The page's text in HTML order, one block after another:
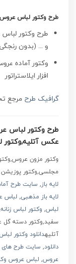
طرح وکتور لباس عروس
طرح وکتور
و … (بدون
افزار ایلاستراتور
گرافیک طرح مرجع
طرح وکتور لباس
عکس
وکتور مزون
مجلسی,وکتور
لایه باز, سایت طرح
لایه باز مذهبی, لباس
لباس, وکتور لباس زنانه
سفید,وکتور دسته
آتلیهدانلود وکتور
دانلود, سایت طرح های psd
عروس, لباس عروس